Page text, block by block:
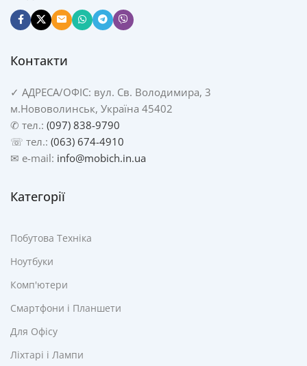
Контакти
✓ АДРЕСА/ОФІС: вул. Св. Володимира, 3
м.Нововолинськ, Україна 45402
✆ тел.: (097) 838-9790
☏ тел.: (063) 674-4910
✉ e-mail: info@mobich.in.ua
Категорії
Побутова Техніка
Ноутбуки
Комп'ютери
Смартфони і Планшети
Для Офісу
Ліхтарі і Лампи